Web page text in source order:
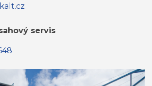
servis
KONTAKTY JSOU ZDE